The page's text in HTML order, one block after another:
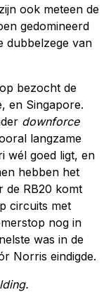
ook meteen de
gedomineerd
dubbelzege van
bezocht de
en Singapore.
downforce
langzame
wél goed ligt, en
hebben het
de RB20 komt
circuits met
nog in
was in de
Norris eindigde.